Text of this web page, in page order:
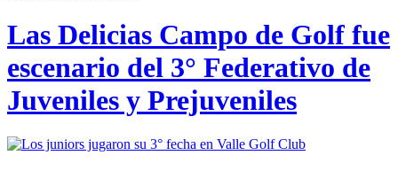
Las Delicias Campo de Golf fue
escenario del 3° Federativo de
Juveniles y Prejuveniles